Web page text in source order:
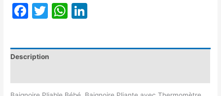
Facebook
TwitterWhatsApp
Description